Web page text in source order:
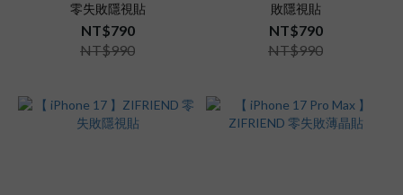
零失敗隱視貼
NT$790
NT$990
敗隱視貼
NT$790
NT$990